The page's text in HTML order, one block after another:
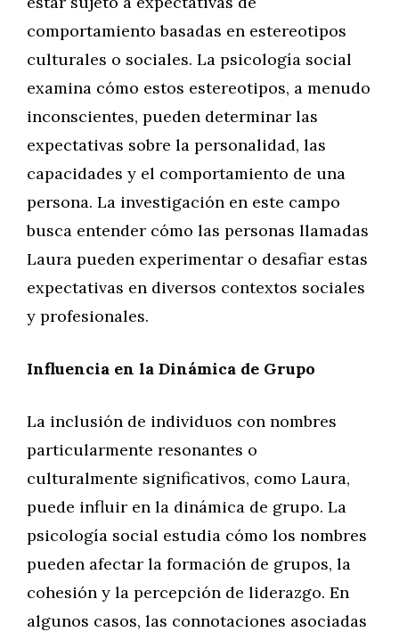
comportamiento basadas en estereotipos
culturales o sociales. La psicología social
examina cómo estos estereotipos, a menudo
inconscientes, pueden determinar las
expectativas sobre la personalidad, las
capacidades y el comportamiento de una
persona. La investigación en este campo
busca entender cómo las personas llamadas
Laura pueden experimentar o desafiar estas
expectativas en diversos contextos sociales
y profesionales.
Influencia en la Dinámica de Grupo
La inclusión de individuos con nombres
particularmente resonantes o
culturalmente significativos, como Laura,
puede influir en la dinámica de grupo. La
psicología social estudia cómo los nombres
pueden afectar la formación de grupos, la
cohesión y la percepción de liderazgo. En
algunos casos, las connotaciones asociadas